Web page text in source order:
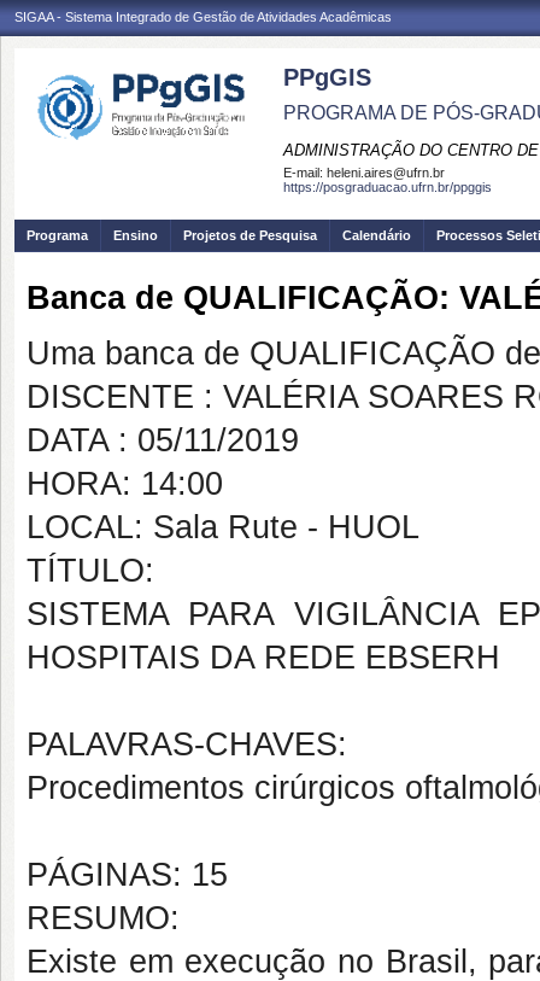
SIGAA - Sistema Integrado de Gestão de Atividades Acadêmicas
PPgGIS
PROGRAMA DE PÓS-
ADMINISTRAÇÃO DO CENTRO
E-mail: heleni.aires@ufrn.br
https://posgraduacao.ufrn.br/ppggis
Programa Ensino Projetos de Pesquisa Calendário Processos
Banca de QUALIFICAÇÃO:
Uma banca de QUALIFICAÇÃO
DISCENTE : VALÉRIA SOARES
DATA : 05/11/2019
HORA: 14:00
LOCAL: Sala Rute - HUOL
TÍTULO:
SISTEMA PARA VIGILÂNCIA
HOSPITAIS DA REDE EBSERH
PALAVRAS-CHAVES:
Procedimentos cirúrgicos
PÁGINAS: 15
RESUMO:
Existe em execução no Brasil,